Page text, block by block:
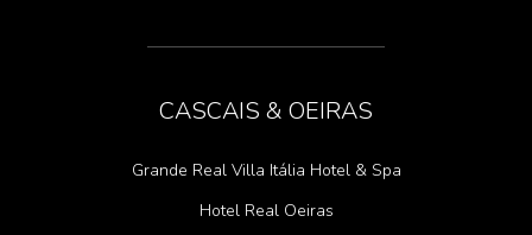
CASCAIS & OEIRAS
Grande Real Villa Itália Hotel & Spa
Hotel Real Oeiras